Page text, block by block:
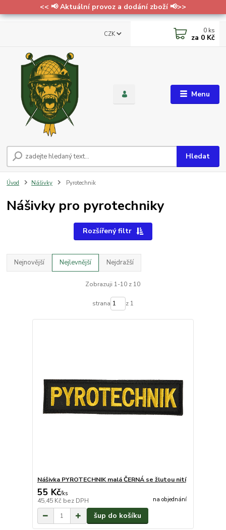
<< 📢 Aktuální provoz a dodání zboží 📢>>
Menu
CZK
Hledat
0 ks
za 0 Kč
Úvod Nášivky Pyrotechnik
Nášivky pro pyrotechniky
Rozšířený filtr
Nejnovější Nejlevnější Nejdražší
Zobrazuji 1-10 z 10
strana z 1
Nášivka PYROTECHNIK malá ČERNÁ se žlutou nití
55 Kč/ks
45,45 Kč bez DPH na objednání
šup do košíku